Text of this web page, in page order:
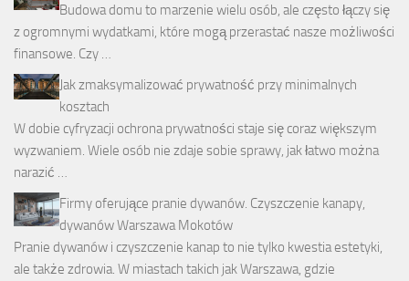
Budowa domu to marzenie wielu osób, ale często łączy się
z ogromnymi wydatkami, które mogą przerastać nasze możliwości
finansowe. Czy …
Jak zmaksymalizować prywatność przy minimalnych
kosztach
W dobie cyfryzacji ochrona prywatności staje się coraz większym
wyzwaniem. Wiele osób nie zdaje sobie sprawy, jak łatwo można
narazić …
Firmy oferujące pranie dywanów. Czyszczenie kanapy,
dywanów Warszawa Mokotów
Pranie dywanów i czyszczenie kanap to nie tylko kwestia estetyki,
ale także zdrowia. W miastach takich jak Warszawa, gdzie